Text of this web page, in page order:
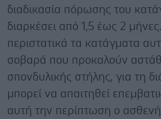
διαδικασία πόρωσης του
διαρκέσει από 1,5 έως 2
περιστατικά τα κατάγματα
σοβαρά που προκαλούν
σπονδυλικής στήλης, για τη
μπορεί να απαιτηθεί
αυτή την περίπτωση ο